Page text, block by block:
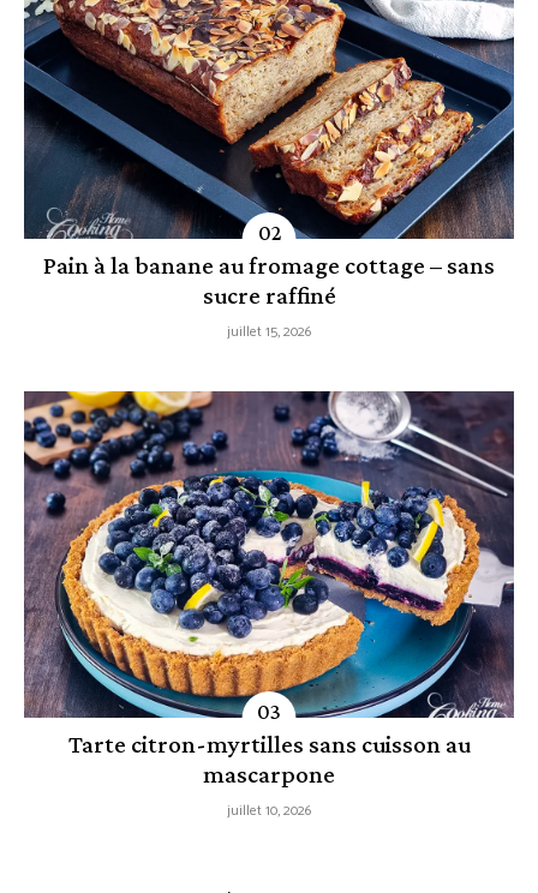
Pain à la banane au fromage cottage – sans
sucre raffiné
juillet 15, 2026
Tarte citron-myrtilles sans cuisson au
mascarpone
juillet 10, 2026